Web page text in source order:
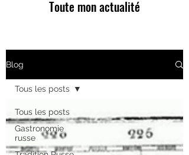
Toute mon actualité
Blog
Tous les posts
Gastronomie
russe
Tous les posts